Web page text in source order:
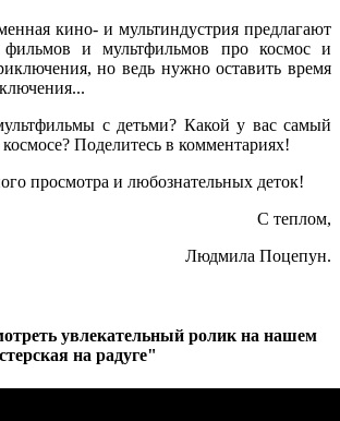
кино- и мультиндустрия предлагают
и мультфильмов про космос и
но ведь нужно оставить время
с детьми? Какой у вас самый
Поделитесь в комментариях!
просмотра и любознательных деток!
С теплом,
Людмила Поцепун.
увлекательный ролик на нашем
на радуге"